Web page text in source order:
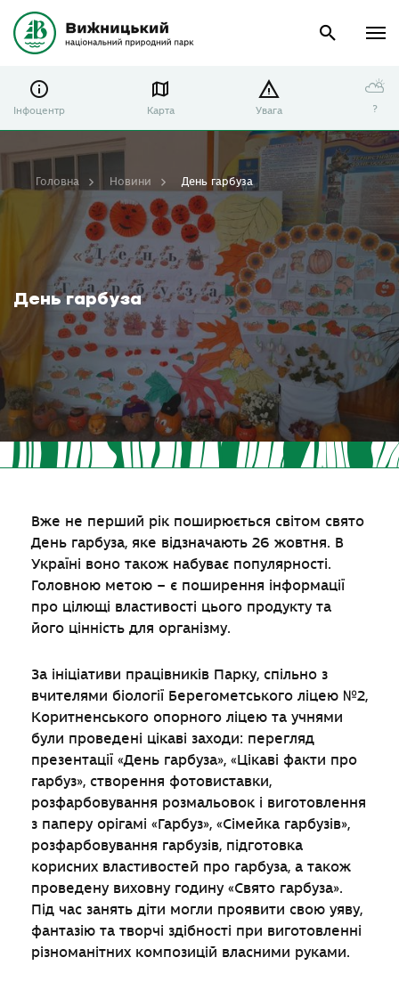
Інфоцентр Карта Увага
⛅
?
День гарбуза
Головна Новини День гарбуза
Вже не перший рік поширюється світом свято
День гарбуза, яке відзначають 26 жовтня. В
Україні воно також набуває популярності.
Головною метою – є поширення інформації
про цілющі властивості цього продукту та
його цінність для організму.
За ініціативи працівників Парку, спільно з
вчителями біології Берегометського ліцею №2,
Коритненського опорного ліцею та учнями
були проведені цікаві заходи: перегляд
презентації «День гарбуза», «Цікаві факти про
гарбуз», створення фотовиставки,
розфарбовування розмальовок і виготовлення
з паперу орігамі «Гарбуз», «Сімейка гарбузів»,
розфарбовування гарбузів, підготовка
корисних властивостей про гарбуза, а також
проведену виховну годину «Свято гарбуза».
Під час занять діти могли проявити свою уяву,
фантазію та творчі здібності при виготовленні
різноманітних композицій власними руками.